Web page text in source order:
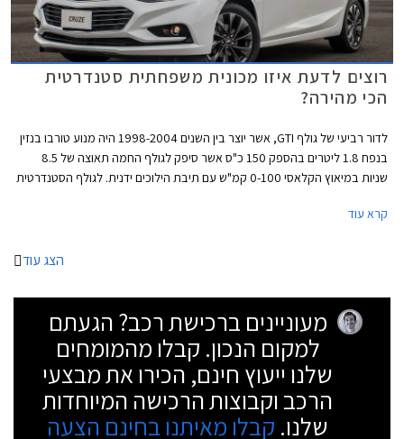
רוצים לדעת איזו מכונית משפחתית סטנדרטית
הכי מהירה?
לדור רביעי של גולף GTI, אשר יוצר בין השנים 1998-2004 היה מנוע טורבו בנזין
בנפח 1.8 ליטרים בהספק 150 כ"ס אשר סיפק לגולף החמה תאוצה של 8.5
שניות במיאוץ הקלאסי 0-100 קמ"ש עם תיבת הילוכים ידנית. לגולף הסטנדרטית
קרא עוד
הצג עוד
מעוניינים ברכישת רכב? הגעתם
למקום הנכון. קבלו מהמומחים
שלנו ייעוץ חינם, הכירו את מבצעי
הרכב וקבוצות הרכישה המיוחדות
שלנו. קבלו מאיתנו בחינם הצעה